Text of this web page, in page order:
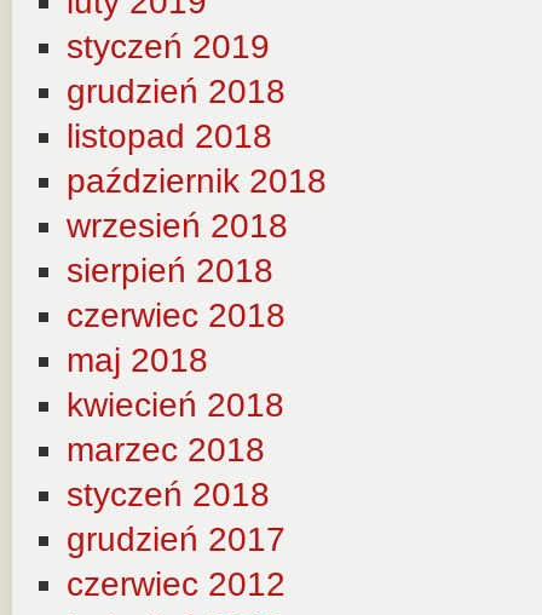
styczeń 2019
grudzień 2018
listopad 2018
październik 2018
wrzesień 2018
sierpień 2018
czerwiec 2018
maj 2018
kwiecień 2018
marzec 2018
styczeń 2018
grudzień 2017
czerwiec 2012